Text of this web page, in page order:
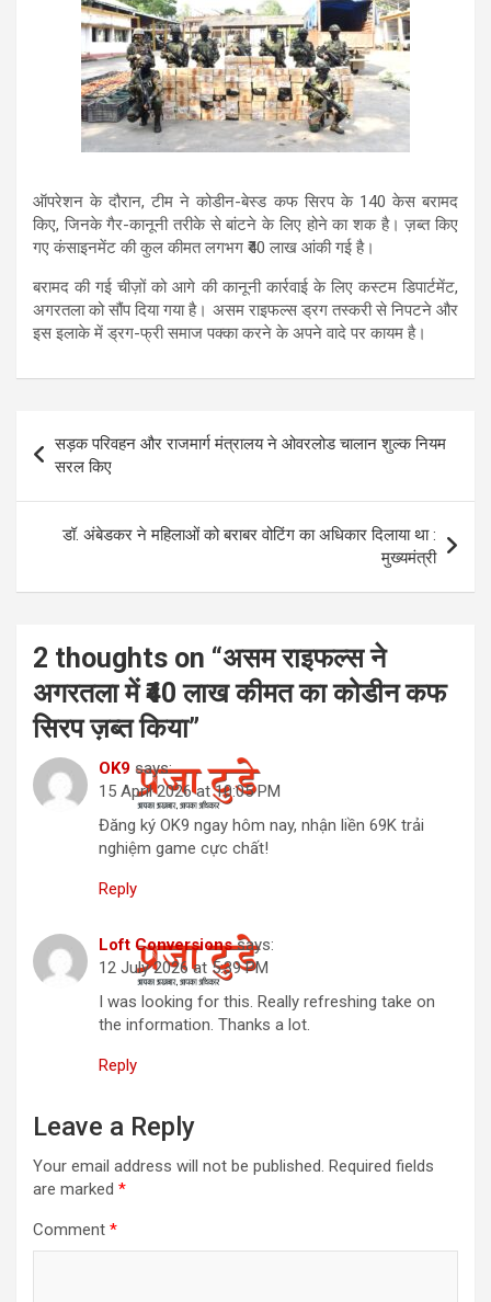
ऑपरेशन के दौरान, टीम ने कोडीन-बेस्ड कफ सिरप के 140 केस बरामद
किए, जिनके गैर-कानूनी तरीके से बांटने के लिए होने का शक है। ज़ब्त किए
गए कंसाइनमेंट की कुल कीमत लगभग ₹40 लाख आंकी गई है।
बरामद की गई चीज़ों को आगे की कानूनी कार्रवाई के लिए कस्टम डिपार्टमेंट,
अगरतला को सौंप दिया गया है। असम राइफल्स ड्रग तस्करी से निपटने और
इस इलाके में ड्रग-फ्री समाज पक्का करने के अपने वादे पर कायम है।
navigation
सड़क परिवहन और राजमार्ग मंत्रालय ने ओवरलोड चालान शुल्क नियम
सरल किए
डॉ. अंबेडकर ने महिलाओं को बराबर वोटिंग का अधिकार दिलाया था :
मुख्यमंत्री
2 thoughts on “असम राइफल्स ने
अगरतला में ₹40 लाख कीमत का कोडीन कफ
सिरप ज़ब्त किया”
OK9 says:
15 April 2026 at 10:05 PM
Đăng ký OK9 ngay hôm nay, nhận liền 69K trải
nghiệm game cực chất!
Reply
Loft Conversions says:
12 July 2026 at 5:39 PM
I was looking for this. Really refreshing take on
the information. Thanks a lot.
Reply
Leave a Reply
Your email address will not be published. Required fields
are marked *
Comment *